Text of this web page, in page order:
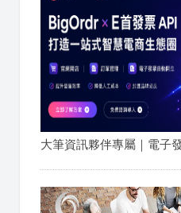
大筆資訊夥伴專屬｜電子